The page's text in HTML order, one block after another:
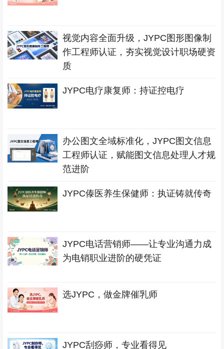
视觉内容全面升级，JYPC图形图像制
作工程师认证，夯实视觉设计职场硬资
质
JYPC电疗康复师：持证控电疗
办公图文全域标准化，JYPC图文信息
工程师认证，赋能图文信息处理人才规
范进阶
JYPC傣医养生保健师：执证铸就传奇
JYPC电话营销师——让专业沟通力成
为电销职业进阶的硬凭证
选JYPC，做金牌催乳师
JYPC刮痧师，专业看得见